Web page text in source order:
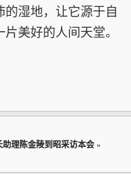
湿地，让它源于自
美好的人间天堂。
助理陈金陵到昭采访本会 »